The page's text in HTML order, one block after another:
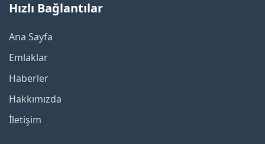
Hızlı Bağlantılar
Ana Sayfa
Emlaklar
Haberler
Hakkımızda
İletişim